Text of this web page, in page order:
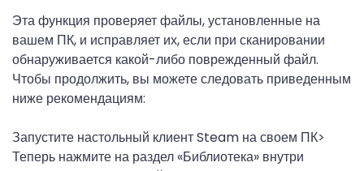
Эта функция проверяет файлы, установленные на
вашем ПК, и исправляет их, если при сканировании
обнаруживается какой-либо поврежденный файл.
Чтобы продолжить, вы можете следовать приведенным
ниже рекомендациям:
Запустите настольный клиент Steam на своем ПК>
Теперь нажмите на раздел «Библиотека» внутри